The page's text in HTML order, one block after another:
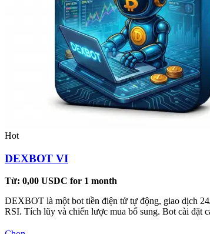
Hot
DEXBOT VI
Từ: 0,00 USDC for 1 month
DEXBOT là một bot tiền điện tử tự động, giao dịch
RSI. Tích lũy và chiến lược mua bổ sung. Bot cài đặt